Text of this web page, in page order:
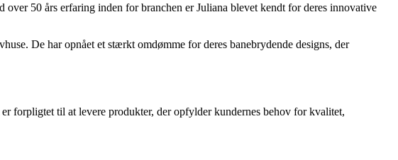
50 års erfaring inden for branchen er Juliana blevet kendt for deres innovative
De har opnået et stærkt omdømme for deres banebrydende designs, der
forpligtet til at levere produkter, der opfylder kundernes behov for kvalitet,